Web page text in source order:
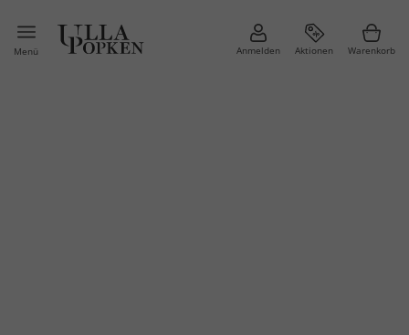
Menü Anmelden Aktionen Warenkorb